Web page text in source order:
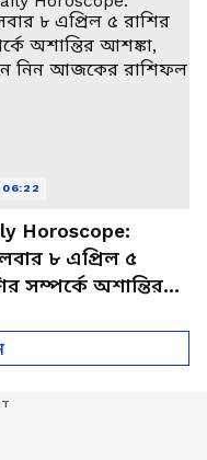
Horoscope:
৮ এপ্রিল ৫
সম্পর্কে অশান্তির
রাশিফল
06:22